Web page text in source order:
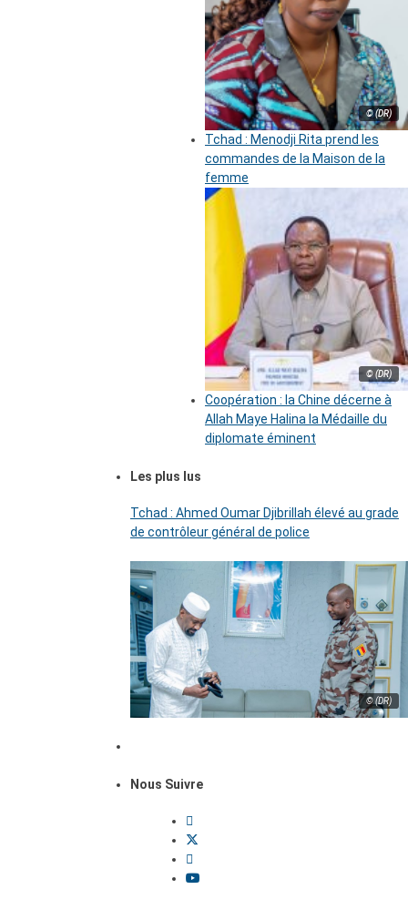
© (DR)
Tchad : Menodji Rita prend les
commandes de la Maison de la
femme
© (DR)
Coopération : la Chine décerne à
Allah Maye Halina la Médaille du
diplomate éminent
Les plus lus
Tchad : Ahmed Oumar Djibrillah élevé au grade
de contrôleur général de police
© (DR)
Nous Suivre